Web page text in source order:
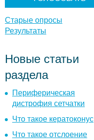
Старые опросы
Результаты
Новые статьи
раздела
Периферическая
дистрофия сетчатки
Что такое кератоконус
Что такое отслоение